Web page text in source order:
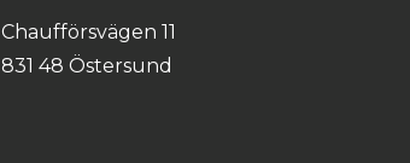
Chaufförsvägen 11
831 48 Östersund